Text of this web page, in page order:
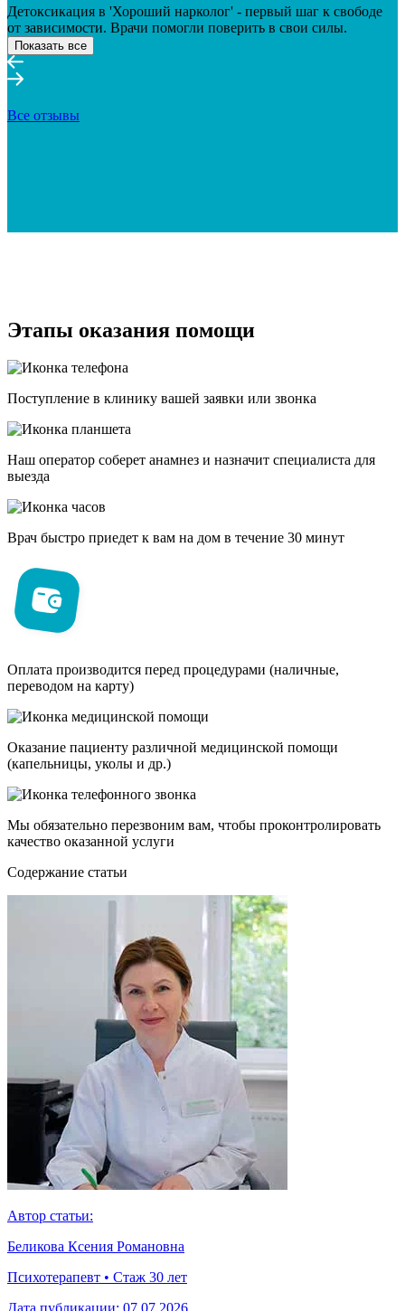
Детоксикация в 'Хороший нарколог' - первый шаг к свободе
от зависимости. Врачи помогли поверить в свои силы.
Показать все
Все отзывы
Этапы оказания помощи
Поступление в клинику вашей заявки или звонка
Наш оператор соберет анамнез и назначит специалиста для
выезда
Врач быстро приедет к вам на дом в течение 30 минут
Оплата производится перед процедурами (наличные,
переводом на карту)
Оказание пациенту различной медицинской помощи
(капельницы, уколы и др.)
Мы обязательно перезвоним вам, чтобы проконтролировать
качество оказанной услуги
Cодержание статьи
Автор статьи:
Беликова Ксения Романовна
Психотерапевт • Стаж 30 лет